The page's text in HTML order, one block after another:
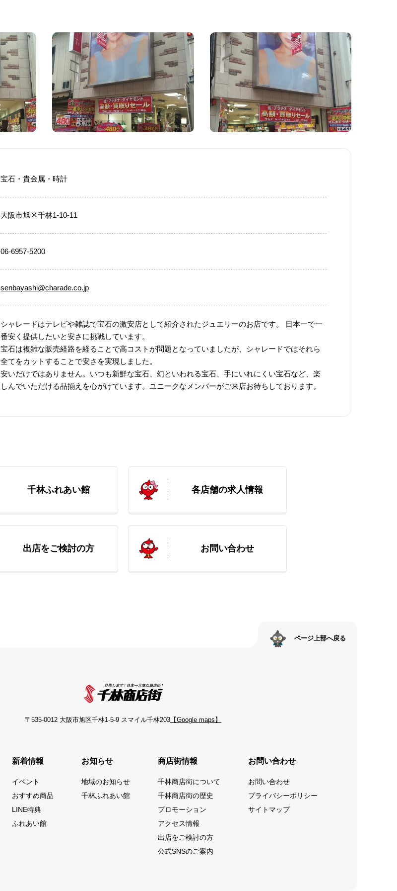
宝石・貴金属・時計
大阪市旭区千林1-10-11
06-6957-5200
senbayashi@charade.co.jp
シャレードはテレビや雑誌で宝石の激安店として紹介されたジュエリーのお店です。 日本一で一
番安く提供したいと安さに挑戦しています。
宝石は複雑な販売経路を経ることで高コストが問題となっていましたが、シャレードではそれら
全てをカットすることで安さを実現しました。
安いだけではありません。いつも新鮮な宝石、幻といわれる宝石、手にいれにくい宝石など、楽
しんでいただける品揃えを心がけています。ユニークなメンバーがご来店お待ちしております。
千林ふれあい館 各店舗の求人情報
出店をご検討の方 お問い合わせ
ページ上部へ戻る
〒535-0012 大阪市旭区千林1-5-9 スマイル千林203 【Google maps】
新着情報
イベント
おすすめ商品
LINE特典
ふれあい館
お知らせ
地域のお知らせ
千林ふれあい館
商店街情報
千林商店街について
千林商店街の歴史
プロモーション
アクセス情報
出店をご検討の方
公式SNSのご案内
お問い合わせ
お問い合わせ
プライバシーポリシー
サイトマップ